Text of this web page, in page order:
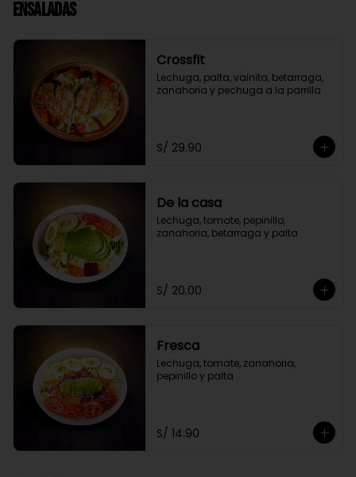
Ensaladas
Crossfit
Lechuga, palta, vainita, betarraga,
zanahoria y pechuga a la parrilla
S/ 29.90
De la casa
Lechuga, tomate, pepinillo,
zanahoria, betarraga y palta
S/ 20.00
Fresca
Lechuga, tomate, zanahoria,
pepinillo y palta
S/ 14.90